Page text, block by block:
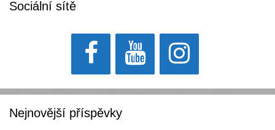
Sociální sítě
Nejnovější příspěvky